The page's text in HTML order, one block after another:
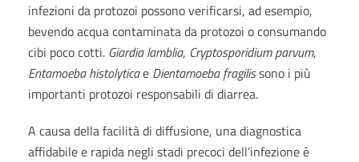
infezioni da protozoi possono verificarsi, ad esempio,
bevendo acqua contaminata da protozoi o consumando
cibi poco cotti. Giardia lamblia, Cryptosporidium parvum,
Entamoeba histolyticae Dientamoeba fragilissono i più
importanti protozoi responsabili di diarrea.
A causa della facilità di diffusione, una diagnostica
affidabile e rapida negli stadi precoci dell’infezione è